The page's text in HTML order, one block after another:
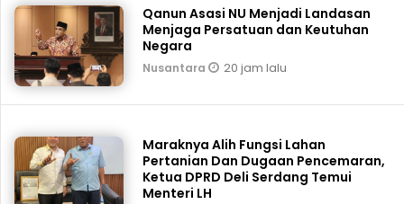
Qanun Asasi NU Menjadi Landasan
Menjaga Persatuan dan Keutuhan
Negara
Nusantara 20 jam lalu
Maraknya Alih Fungsi Lahan
Pertanian Dan Dugaan Pencemaran,
Ketua DPRD Deli Serdang Temui
Menteri LH